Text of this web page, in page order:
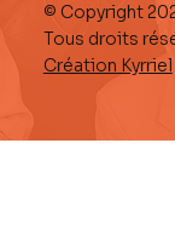
© Copyright
Tous droits
Création Kyrriel